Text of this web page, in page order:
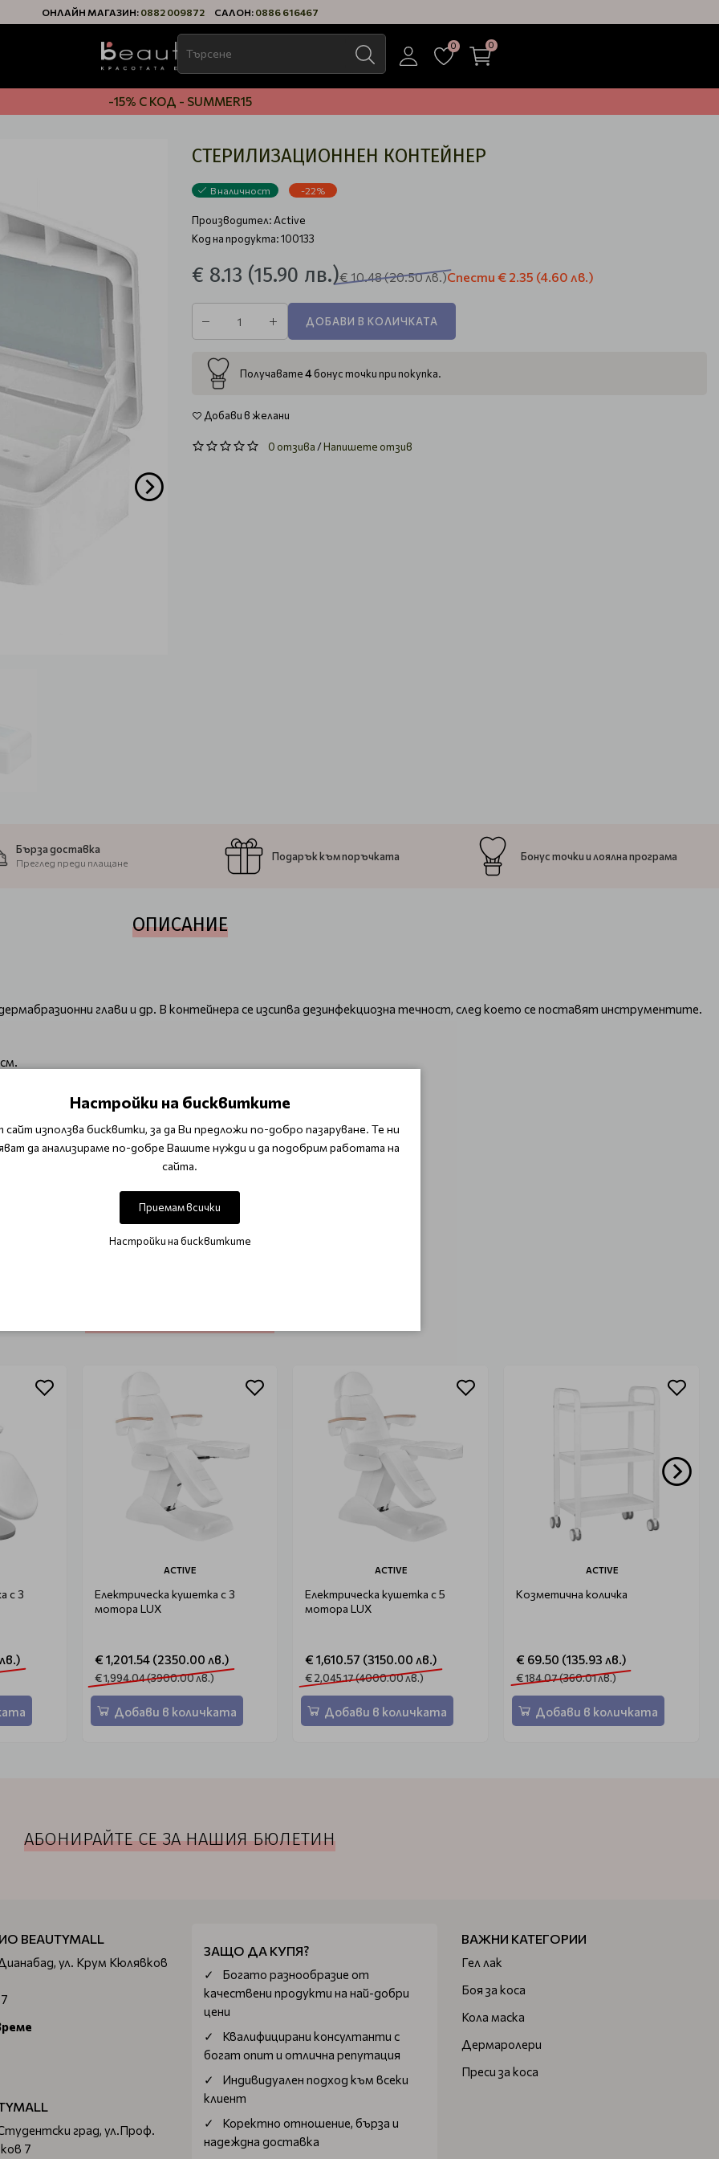
ОНЛАЙН МАГАЗИН: 0882 009872 САЛОН: 0886 616467
0 0
-15% С КОД - SUMMER15
СТЕРИЛИЗАЦИОННЕН КОНТЕЙНЕР
В наличност -22%
Производител: Active
Код на продукта: 100133
€ 8.13 (15.90 лв.)€ 10.48(20.50 лв.)Спести € 2.35 (4.60 лв.)
ДОБАВИ В КОЛИЧКАТА
Получавате4бонус точки при покупка.
Добави в желани
0 отзива/Напишете отзив
Бърза доставка
Преглед преди плащане
Подарък към поръчката Бонус точки и лоялна програма
ОПИСАНИЕ
глави и др. В контейнера се изсипва дезинфекциозна течност, след което се поставят инструментите.
За стерилизация
ОТЗИВИ (0)
Този продукт няма отзиви.
с 3
ACTIVE
Електрическа кушетка с 3
мотора LUX
€ 1,201.54 (2350.00 лв.)
€ 1,994.04 (3900.00 лв.)
Добави в количката
ACTIVE
Електрическа кушетка с 5
мотора LUX
€ 1,610.57 (3150.00 лв.)
€ 2,045.17 (4000.00 лв.)
Добави в количката
ACTIVE
Козметична количка
€ 69.50 (135.93 лв.)
€ 184.07 (360.01 лв.)
Добави в количката
АБОНИРАЙТЕ СЕ ЗА НАШИЯ БЮЛЕТИН
BEAUTYMALL
ул. Крум Кюлявков
град, ул.Проф.
7
ЗАЩО ДА КУПЯ?
Богатo разнообразие от
качествени продукти на най-добри
цени
Квалифицирани консултанти с
богат опит и отлична репутация
Индивидуален подход към всеки
клиент
Коректно отношение, бърза и
надеждна доставка
ВАЖНИ КАТЕГОРИИ
Гел лак
Боя за коса
Кола маска
Дермаролери
Преси за коса
Настройки на бисквитките
използва бисквитки, за да Ви предложи по-добро пазаруване. Те ни
да анализираме по-добре Вашите нужди и да подобрим работата на
сайта.
Приемам всички
Настройки на бисквитките